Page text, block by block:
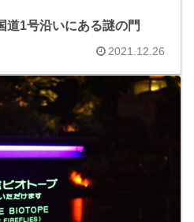
道1号沿いにある謎の門
2021.12.26